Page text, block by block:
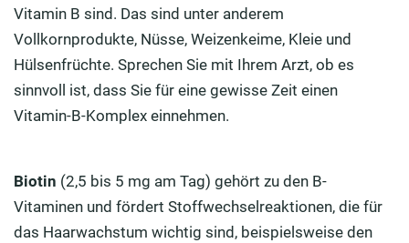
Vitamin B sind. Das sind unter anderem
Vollkornprodukte, Nüsse, Weizenkeime, Kleie und
Hülsenfrüchte. Sprechen Sie mit Ihrem Arzt, ob es
sinnvoll ist, dass Sie für eine gewisse Zeit einen
Vitamin-B-Komplex einnehmen.
Biotin (2,5 bis 5 mg am Tag) gehört zu den B-
Vitaminen und fördert Stoffwechselreaktionen, die für
das Haarwachstum wichtig sind, beispielsweise den